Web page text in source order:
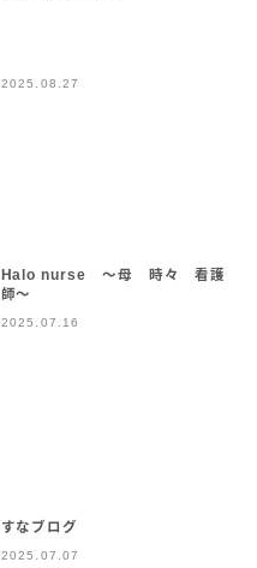
2025.08.27
Halo nurse 〜母 時々 看護
師〜
2025.07.16
すなブログ
2025.07.07